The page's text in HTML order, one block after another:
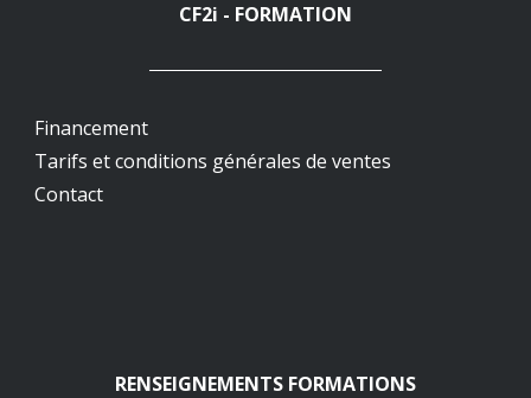
CF2i - FORMATION
Financement
Tarifs et conditions générales de ventes
Contact
RENSEIGNEMENTS FORMATIONS